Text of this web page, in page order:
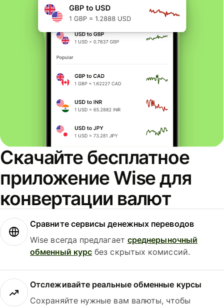
Скачайте бесплатное
приложение Wise для
конвертации валют
Сравните сервисы денежных переводов
Wise всегда предлагает среднерыночный
обменный курс без скрытых комиссий.
Отслеживайте реальные обменные курсы
Сохраняйте нужные вам валюты, чтобы